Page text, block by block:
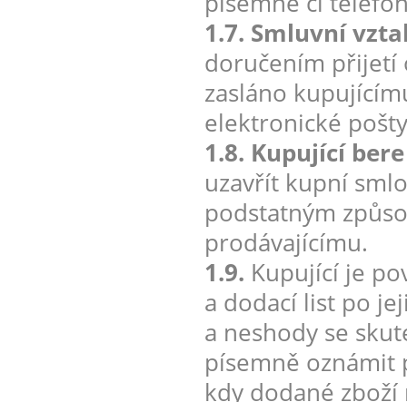
1.7. Smluvní
doručením přijetí
zasláno
elektronické
1.8. Kupující
uzavřít kupní
podstatným
prodávajícímu.
1.9. Kupující je
a dodací list po
a neshody se
písemně oznámit
kdy dodané